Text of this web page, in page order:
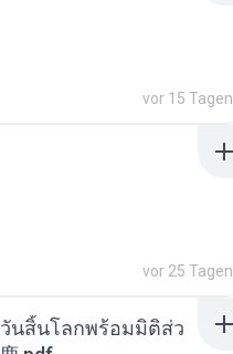
vor 15 Tagen
vor 25 Tagen
นสิ้นโลกพร้อมมิติส่ว